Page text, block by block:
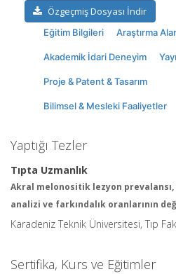
Özgeçmiş Dosyası İndir
Eğitim Bilgileri Araştırma
Akademik İdari Deneyim
Proje & Patent & Tasarım
Bilimsel & Mesleki Faaliyetler
Yaptığı Tezler
Tıpta Uzmanlık
Akral melonositik lezyon
analizi ve farkındalık oranlarının
Karadeniz Teknik Üniversitesi, Tıp
Sertifika, Kurs ve Eğitimler